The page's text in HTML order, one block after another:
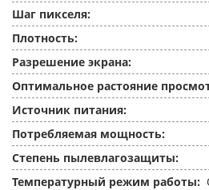
Шаг пикселя:
Плотность:
Разрешение экрана:
Оптимальное растояние
Источник питания:
Потребляемая мощность:
Степень пылевлагозащиты:
Температурный режим работы: